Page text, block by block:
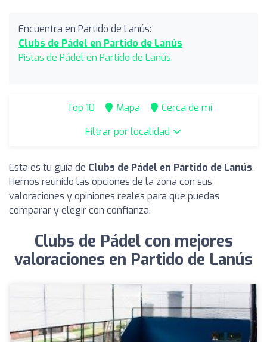
Encuentra en Partido de Lanús:
Clubs de Pádel en Partido de Lanús
Pistas de Pádel en Partido de Lanús
Top 10 Mapa
Cerca de mí
Filtrar por localidad
Esta es tu guía de Clubs de Pádel en Partido de Lanús.
Hemos reunido las opciones de la zona con sus
valoraciones y opiniones reales para que puedas
comparar y elegir con confianza.
Clubs de Pádel con mejores
valoraciones en Partido de Lanús